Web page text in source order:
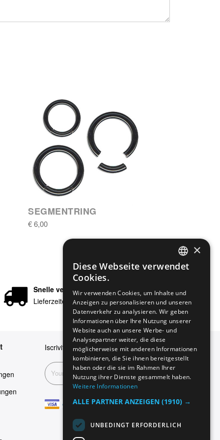
SEGMENTRING
€ 6,00
Snelle verzending
Lieferzeiten in 24/48 Stunden
Iscriviti alla nostra newsletter
Abonnieren
ENGLISH
ITALIAN
SPANISH
×
Diese Webseite verwendet
Cookies.
Wir verwenden Cookies, um Inhalte und
Anzeigen zu personalisieren und unseren
Datenverkehr zu analysieren. Wir geben
Informationen über Ihre Nutzung unserer
Website auch an unsere Werbe- und
Analysepartner weiter, die diese
möglicherweise mit anderen Informationen
kombinieren, die Sie ihnen bereitgestellt
haben oder die sie im Rahmen Ihrer
Nutzung ihrer Dienste gesammelt haben.
Weitere Informationen
ALLE PARTNER ANZEIGEN (1910) →
UNBEDINGT ERFORDERLICH